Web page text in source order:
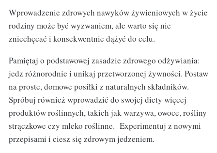
Wprowadzenie zdrowych nawyków żywieniowych w życie
rodziny może być wyzwaniem, ale warto się nie
zniechęcać i konsekwentnie dążyć do celu.
Pamiętaj o podstawowej zasadzie zdrowego odżywiania:
jedz różnorodnie i unikaj przetworzonej żywności. Postaw
na proste, domowe posiłki z naturalnych składników.
Spróbuj również wprowadzić do swojej diety więcej
produktów roślinnych, takich jak warzywa, owoce, rośliny
strączkowe czy mleko roślinne. Experimentuj z nowymi
przepisami i ciesz się zdrowym jedzeniem.